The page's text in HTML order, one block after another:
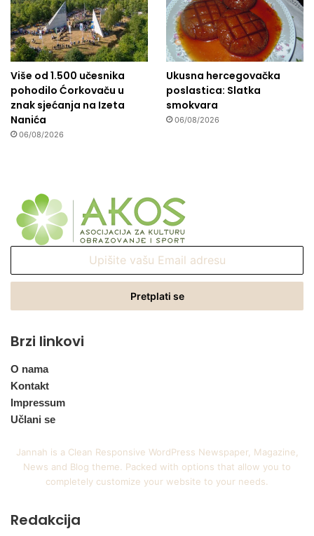
Više od 1.500 učesnika
pohodilo Ćorkovaču u
znak sjećanja na Izeta
Nanića
06/08/2026
Ukusna hercegovačka
poslastica: Slatka
smokvara
06/08/2026
Email
Brzi linkovi
O nama
Kontakt
Impressum
Učlani se
Jannah is a Clean Responsive WordPress Newspaper, Magazine,
News and Blog theme. Packed with options that allow you to
completely customize your website to your needs.
Redakcija